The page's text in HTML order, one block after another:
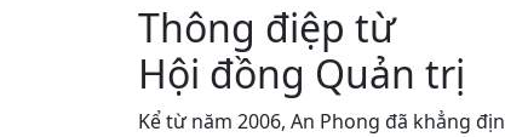
Thông điệp từ
Hội đồng Quản trị
Kể từ năm 2006, An Phong đã khẳng